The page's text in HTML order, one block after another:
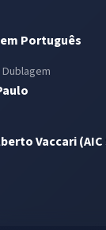
Português
Vaccari